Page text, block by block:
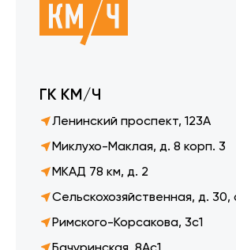
ГК КМ/Ч
Ленинский проспект, 123А
Миклухо-Маклая, д. 8 корп. 3
МКАД 78 км, д. 2
Сельскохозяйственная, д. 30,
Римского-Корсакова, 3с1